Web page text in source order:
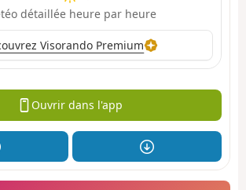
détaillée heure par heure
Visorando Premium
Ouvrir dans l'app